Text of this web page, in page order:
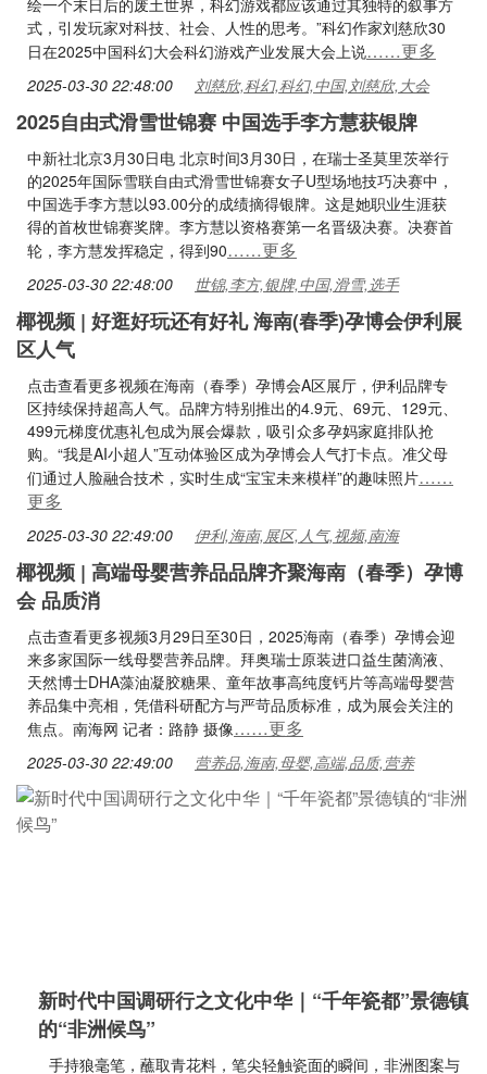
绘一个末日后的废土世界，科幻游戏都应该通过其独特的叙事方
式，引发玩家对科技、社会、人性的思考。”科幻作家刘慈欣30
日在2025中国科幻大会科幻游戏产业发展大会上说……更多
2025-03-30 22:48:00 刘慈欣,科幻,科幻,中国,刘慈欣,大会
2025自由式滑雪世锦赛 中国选手李方慧获银牌
中新社北京3月30日电 北京时间3月30日，在瑞士圣莫里茨举行
的2025年国际雪联自由式滑雪世锦赛女子U型场地技巧决赛中，
中国选手李方慧以93.00分的成绩摘得银牌。这是她职业生涯获
得的首枚世锦赛奖牌。李方慧以资格赛第一名晋级决赛。决赛首
轮，李方慧发挥稳定，得到90……更多
2025-03-30 22:48:00 世锦,李方,银牌,中国,滑雪,选手
椰视频 | 好逛好玩还有好礼 海南(春季)孕博会伊利展
区人气
点击查看更多视频在海南（春季）孕博会A区展厅，伊利品牌专
区持续保持超高人气。品牌方特别推出的4.9元、69元、129元、
499元梯度优惠礼包成为展会爆款，吸引众多孕妈家庭排队抢
购。“我是AI小超人”互动体验区成为孕博会人气打卡点。准父母
们通过人脸融合技术，实时生成“宝宝未来模样”的趣味照片……
更多
2025-03-30 22:49:00 伊利,海南,展区,人气,视频,南海
椰视频 | 高端母婴营养品品牌齐聚海南（春季）孕博
会 品质消
点击查看更多视频3月29日至30日，2025海南（春季）孕博会迎
来多家国际一线母婴营养品牌。拜奥瑞士原装进口益生菌滴液、
天然博士DHA藻油凝胶糖果、童年故事高纯度钙片等高端母婴营
养品集中亮相，凭借科研配方与严苛品质标准，成为展会关注的
焦点。南海网 记者：路静 摄像……更多
2025-03-30 22:49:00 营养品,海南,母婴,高端,品质,营养
新时代中国调研行之文化中华｜“千年瓷都”景德镇
的“非洲候鸟”
手持狼毫笔，蘸取青花料，笔尖轻触瓷面的瞬间，非洲图案与